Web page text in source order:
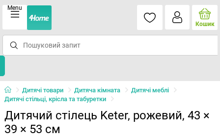
Menu
Кошик
Дитячі товари Дитяча кімната
Дитячі меблі
Дитячі стільці, крісла та табуретки
Дитячий стілець Keter, рожевий, 43 ×
39 × 53 см